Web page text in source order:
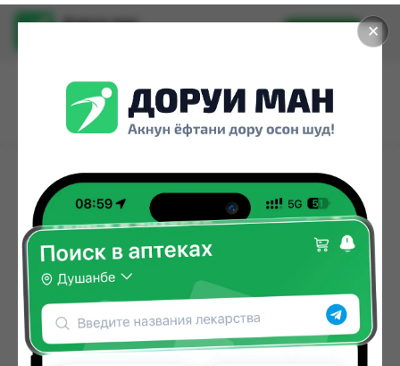
✕
Доруи ман
Установить
СТРАНИЦА НЕ
НАЙДЕНА